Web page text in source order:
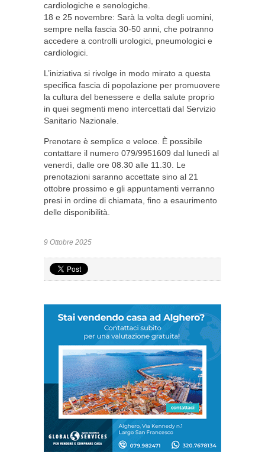
cardiologiche e senologiche.
18 e 25 novembre: Sarà la volta degli uomini,
sempre nella fascia 30-50 anni, che potranno
accedere a controlli urologici, pneumologici e
cardiologici.
L’iniziativa si rivolge in modo mirato a questa
specifica fascia di popolazione per promuovere
la cultura del benessere e della salute proprio
in quei segmenti meno intercettati dal Servizio
Sanitario Nazionale.
Prenotare è semplice e veloce. È possibile
contattare il numero 079/9951609 dal lunedì al
venerdì, dalle ore 08.30 alle 11.30. Le
prenotazioni saranno accettate sino al 21
ottobre prossimo e gli appuntamenti verranno
presi in ordine di chiamata, fino a esaurimento
delle disponibilità.
9 Ottobre 2025